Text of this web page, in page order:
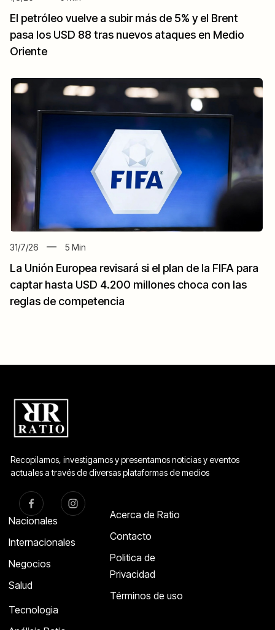
El petróleo vuelve a subir más de 5% y el Brent
pasa los USD 88 tras nuevos ataques en Medio
Oriente
31/7/26 5 Min
La Unión Europea revisará si el plan de la FIFA para
captar hasta USD 4.200 millones choca con las
reglas de competencia
Recopilamos, investigamos y presentamos noticias y eventos
actuales a través de diversas plataformas de medios
Nacionales
Internacionales
Negocios
Salud
Tecnologia
Acerca de Ratio
Contacto
Politica de
Privacidad
Términos de uso